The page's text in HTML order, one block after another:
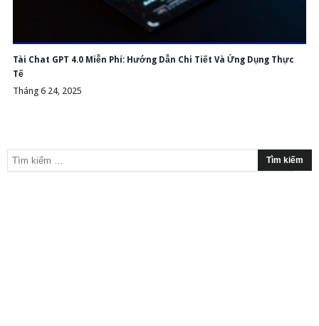
Tài Chat GPT 4.0 Miễn Phí: Hướng Dẫn Chi Tiết Và Ứng Dụng Thực
Tế
Tháng 6 24, 2025